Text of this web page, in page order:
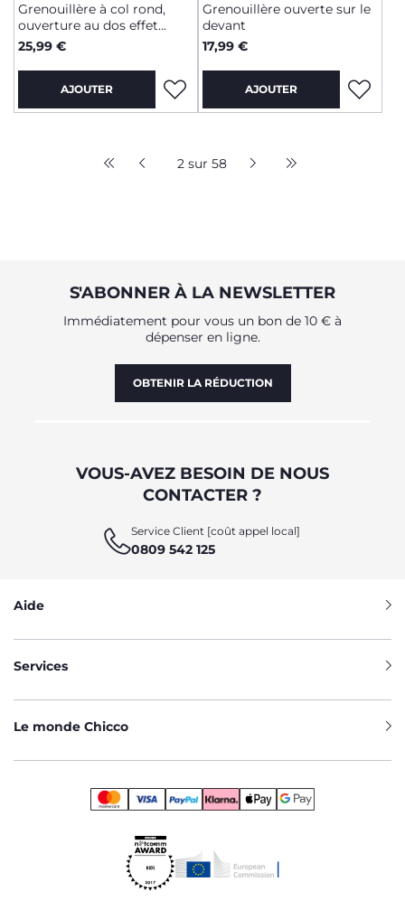
Grenouillère à col rond,
ouverture au dos effet
double vêtement
25,99 €
AJOUTER
Grenouillère ouverte sur le
devant
17,99 €
AJOUTER
2 sur 58
S'ABONNER À LA NEWSLETTER
Immédiatement pour vous un bon de 10 € à
dépenser en ligne.
OBTENIR LA RÉDUCTION
VOUS-AVEZ BESOIN DE NOUS
CONTACTER ?
Service Client [coût appel local]
0809 542 125
Aide
Services
Le monde Chicco